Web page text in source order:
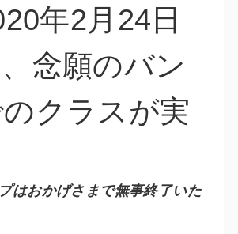
年2月24日
念願のバン
クラスが実
はおかげさまで無事終了いた